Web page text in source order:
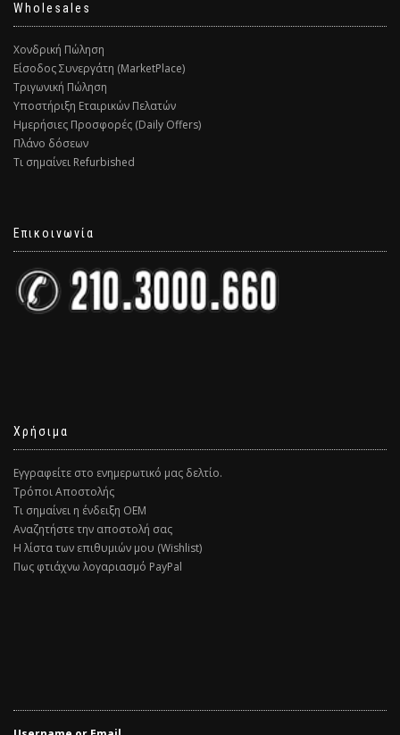
Wholesales
Χονδρική Πώληση
Είσοδος Συνεργάτη (MarketPlace)
Τριγωνική Πώληση
Υποστήριξη Εταιρικών Πελατών
Ημερήσιες Προσφορές (Daily Offers)
Πλάνο δόσεων
Τι σημαίνει Refurbished
Επικοινωνία
Χρήσιμα
Εγγραφείτε στο ενημερωτικό μας δελτίο.
Τρόποι Αποστολής
Τι σημαίνει η ένδειξη ΟΕΜ
Αναζητήστε την αποστολή σας
Η λίστα των επιθυμιών μου (Wishlist)
Πως φτιάχνω λογαριασμό PayPal